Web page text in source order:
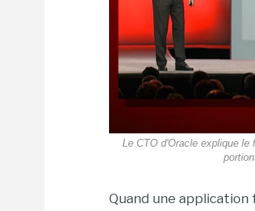
Le CTO d'Oracle explique
Quand une